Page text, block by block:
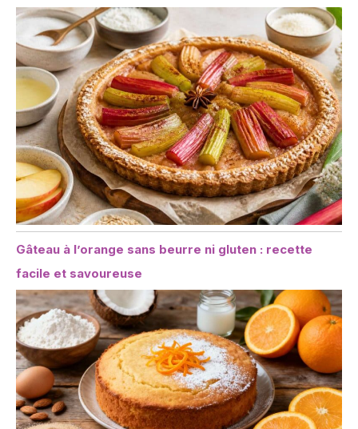
Gâteau à l’orange sans beurre ni gluten : recette
facile et savoureuse